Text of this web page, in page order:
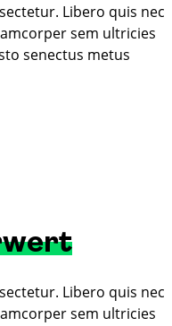
Libero quis nec
sem ultricies
senectus metus
Libero quis nec
sem ultricies